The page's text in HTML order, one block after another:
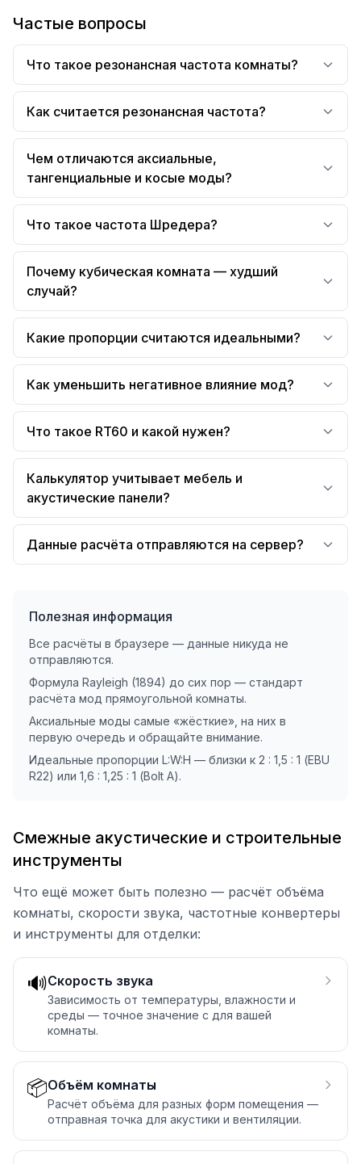
Частые вопросы
Что такое резонансная частота комнаты?
Как считается резонансная частота?
Чем отличаются аксиальные,
тангенциальные и косые моды?
Что такое частота Шредера?
Почему кубическая комната — худший
случай?
Какие пропорции считаются идеальными?
Как уменьшить негативное влияние мод?
Что такое RT60 и какой нужен?
Калькулятор учитывает мебель и
акустические панели?
Данные расчёта отправляются на сервер?
Полезная информация
Все расчёты в браузере — данные никуда не
отправляются.
Формула Rayleigh (1894) до сих пор — стандарт
расчёта мод прямоугольной комнаты.
Аксиальные моды самые «жёсткие», на них в
первую очередь и обращайте внимание.
Идеальные пропорции L:W:H — близки к 2 : 1,5 : 1 (EBU
R22) или 1,6 : 1,25 : 1 (Bolt A).
Смежные акустические и строительные
инструменты
Что ещё может быть полезно — расчёт объёма
комнаты, скорости звука, частотные конвертеры
и инструменты для отделки:
🔊Скорость звука
Зависимость от температуры, влажности и
среды — точное значение c для вашей
комнаты.
📦Объём комнаты
Расчёт объёма для разных форм помещения —
отправная точка для акустики и вентиляции.